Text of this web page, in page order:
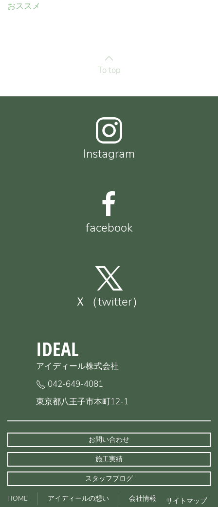
おススメ
To top
Instagram
facebook
Ｘ（twitter）
IDEAL
アイディール株式会社
042-649-4081
東京都八王子市本町12-1
お問い合わせ
施工実績
スタッフブログ
HOME アイディールの想い 会社情報 サイトマップ